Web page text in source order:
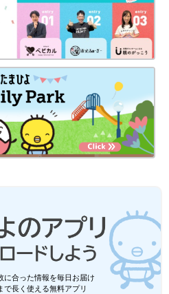
に合った情報を毎日お届け
で長く使える無料アプリ